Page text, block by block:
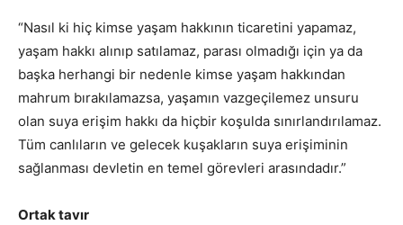
“Nasıl ki hiç kimse yaşam hakkının ticaretini yapamaz,
yaşam hakkı alınıp satılamaz, parası olmadığı için ya da
başka herhangi bir nedenle kimse yaşam hakkından
mahrum bırakılamazsa, yaşamın vazgeçilemez unsuru
olan suya erişim hakkı da hiçbir koşulda sınırlandırılamaz.
Tüm canlıların ve gelecek kuşakların suya erişiminin
sağlanması devletin en temel görevleri arasındadır.”
Ortak tavır